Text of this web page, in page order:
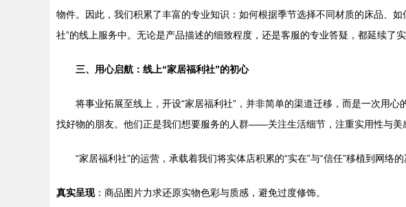
物件。因此，我们积累了丰富的专业知识：如何根据季节选择不同材质的床品、
社”的线上服务中。无论是产品描述的细致程度，还是客服的专业答疑，都延续了
三、用心启航：线上“家居福利社”的初心
将事业拓展至线上，开设“家居福利社”，并非简单的渠道迁移，而是一次用
找好物的朋友。他们正是我们想要服务的人群——关注生活细节，注重实用性与美
“家居福利社”的运营，承载着我们将实体店积累的“实在”与“信任”移植到网络
真实呈现：商品图片力求还原实物色彩与质感，避免过度修饰。